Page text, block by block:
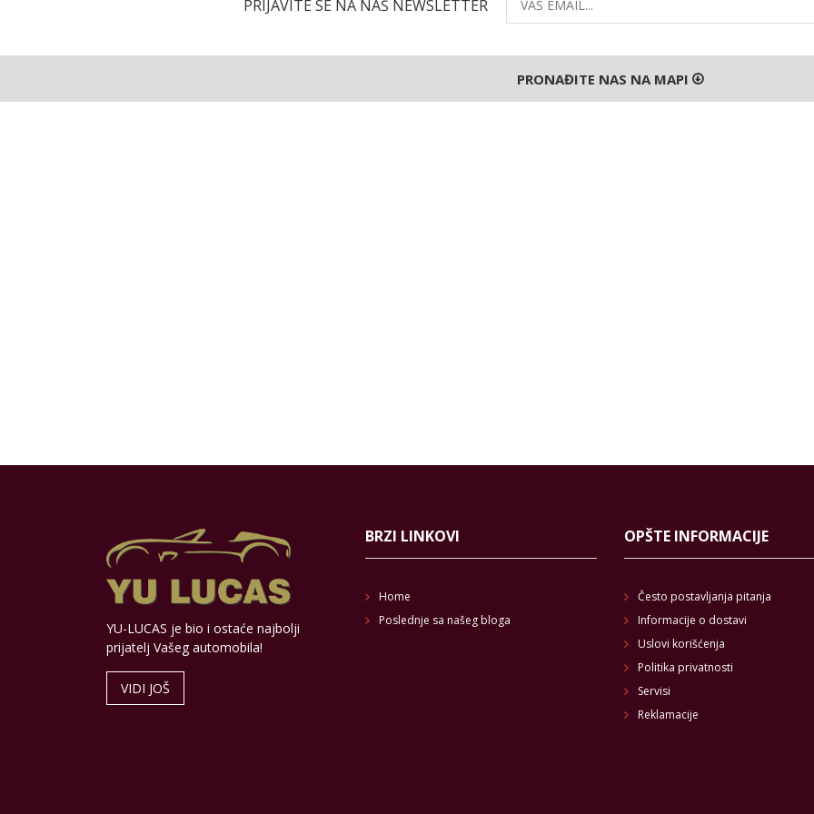
PRIJAVITE SE NA NAŠ NEWSLETTER
PRONAĐITE NAS NA MAPI
YU-LUCAS je bio i ostaće najbolji
prijatelj Vašeg automobila!
VIDI JOŠ
BRZI LINKOVI
Home
Poslednje sa našeg bloga
OPŠTE INFORMACIJE
Često postavljanja pitanja
Informacije o dostavi
Uslovi korišćenja
Politika privatnosti
Servisi
Reklamacije